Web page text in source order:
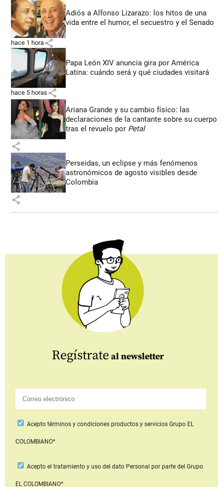
Adiós a Alfonso Lizarazo: los hitos de una
vida entre el humor, el secuestro y el Senado
hace 1 hora share
Papa León XIV anuncia gira por América
Latina: cuándo será y qué ciudades visitará
hace 5 horas share
Ariana Grande y su cambio físico: las
declaraciones de la cantante sobre su cuerpo
tras el revuelo por Petal
share
Perseidas, un eclipse y más fenómenos
astronómicos de agosto visibles desde
Colombia
share
Regístrate al newsletter
Aceptotérminos y condiciones productos y serviciosGrupo EL
COLOMBIANO*
Acepto el tratamiento y uso del dato Personal por parte del Grupo
EL COLOMBIANO*